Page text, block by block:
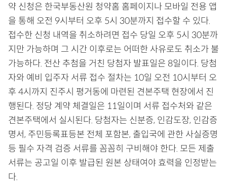
약 신청은 한국부동산원 청약홈 홈페이지나 모바일 전용 앱
을 통해 오전 9시부터 오후 5시 30분까지 접수할 수 있다.
접수한 신청 내역을 취소하려면 접수 당일 오후 5시 30분까
지만 가능하며 그 시간 이후로는 어떠한 사유로도 취소가 불
가능하다. 전산 추첨을 거친 당첨자 발표일은 8일이다. 당첨
자와 예비 입주자 서류 접수 절차는 10일 오전 10시부터 오
후 4시까지 진주시 평거동에 마련된 견본주택 현장에서 진
행된다. 정당 계약 체결일은 11일이며 서류 접수처와 같은
견본주택에서 실시된다. 당첨자는 신분증, 인감도장, 인감증
명서, 주민등록표등본 전체 포함본, 출입국에 관한 사실증명
등 필수 자격 검증 서류를 꼼꼼히 구비해야 한다. 모든 제출
서류는 공고일 이후 발급된 원본 상태여야 효력을 인정받는
다.